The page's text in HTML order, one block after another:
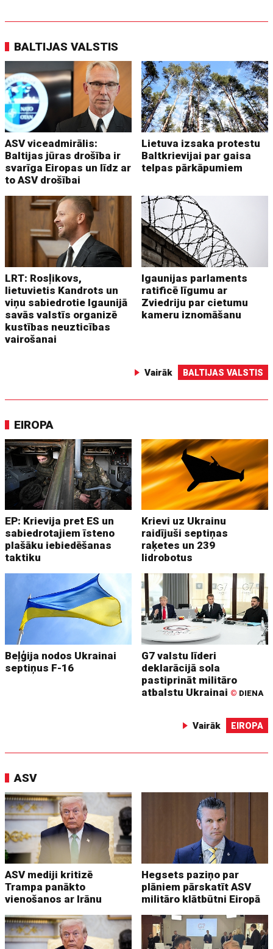
BALTIJAS VALSTIS
ASV viceadmirālis:
Baltijas jūras drošība ir
svarīga Eiropas un līdz ar
to ASV drošībai
Lietuva izsaka protestu
Baltkrievijai par gaisa
telpas pārkāpumiem
LRT: Rosļikovs,
lietuvietis Kandrots un
viņu sabiedrotie Igaunijā
savās valstīs organizē
kustības neuzticības
vairošanai
Igaunijas parlaments
ratificē līgumu ar
Zviedriju par cietumu
kameru iznomāšanu
Vairāk BALTIJAS VALSTIS
EIROPA
EP: Krievija pret ES un
sabiedrotajiem īsteno
plašāku iebiedēšanas
taktiku
Krievi uz Ukrainu
raidījuši septiņas
raķetes un 239
lidrobotus
Beļģija nodos Ukrainai
septiņus F-16
G7 valstu līderi
deklarācijā sola
pastiprināt militāro
atbalstu Ukrainai © DIENA
Vairāk EIROPA
ASV
ASV mediji kritizē
Trampa panākto
vienošanos ar Irānu
Hegsets paziņo par
plāniem pārskatīt ASV
militāro klātbūtni Eiropā